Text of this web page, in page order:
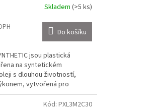
Skladem (>5 ks)
Do košíku
jsou plastická
na syntetickém
s dlouhou životností,
vytvořená pro
a zátěž. Splňují NLGI...
Kód: PXL3M2C30